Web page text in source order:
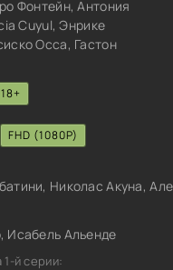
Фонтейн, Антония
Cuyul, Энрике
Осса, Гастон
18+
FHD (1080P)
Николас Акуна,
Исабель Альенде
й серии: